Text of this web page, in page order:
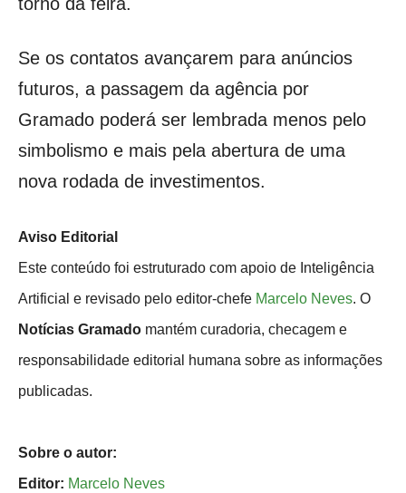
Se os contatos avançarem para anúncios
futuros, a passagem da agência por
Gramado poderá ser lembrada menos pelo
simbolismo e mais pela abertura de uma
nova rodada de investimentos.
Aviso Editorial
Este conteúdo foi estruturado com apoio de Inteligência
Artificial e revisado pelo editor-chefe Marcelo Neves. O
Notícias Gramado mantém curadoria, checagem e
responsabilidade editorial humana sobre as informações
publicadas.
Sobre o autor:
Editor: Marcelo Neves